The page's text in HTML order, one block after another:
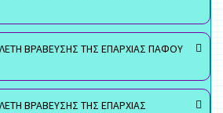
ΒΡΑΒΕΥΣΗΣ ΤΗΣ ΕΠΑΡΧΙΑΣ ΠΑΦΟΥ
ΒΡΑΒΕΥΣΗΣ ΤΗΣ ΕΠΑΡΧΙΑΣ